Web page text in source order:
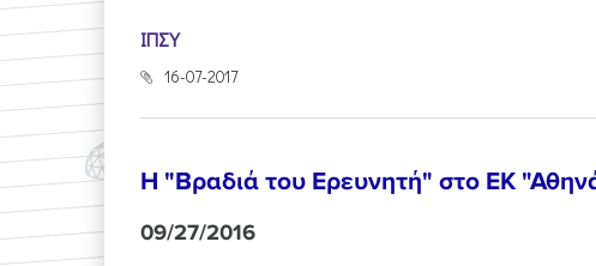
ΙΠΣΥ
16-07-2017
Η "Βραδιά του Ερευνητή" στο ΕΚ
09/27/2016